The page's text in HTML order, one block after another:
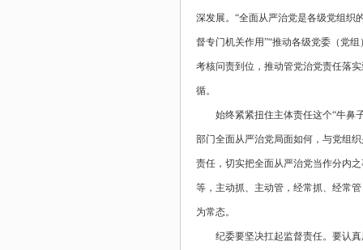
深发展。“全面从严治党是各级党组织
督专门机关作用”“推动各级党委（党
考核问责到位，推动管党治党责任落
循。
始终紧紧扭住主体责任这个“牛鼻
部门全面从严治党局面如何，与党组
责任，切实把全面从严治党当作分内
等，主动抓、主动管，经常抓、经常
为常态。
纪委要坚决扛起监督责任。要认